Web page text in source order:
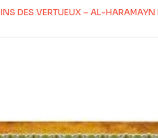
DES VERTUEUX – AL-